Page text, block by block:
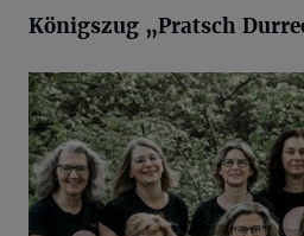
Königszug „Pratsch